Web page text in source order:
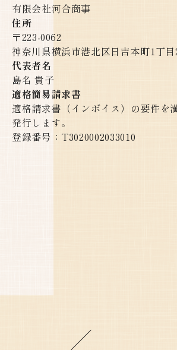
有限会社河合商事
住所
〒223-0062
神奈川県横浜市港北区日吉本町1丁目
代表者名
島名 貴子
適格簡易請求書
適格請求書（インボイス）の要件を
発行します。
登録番号：T3020002033010